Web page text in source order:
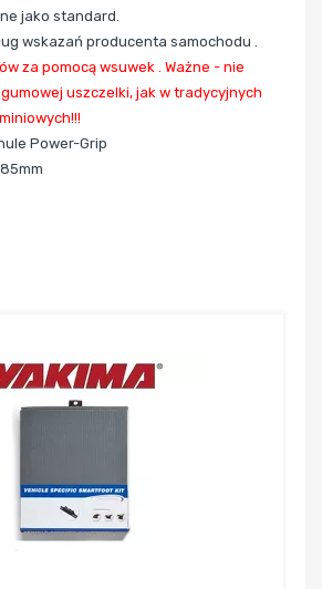
jako standard.
wskazań producenta samochodu .
za pomocą wsuwek . Ważne - nie
uszczelki, jak w tradycyjnych
Power-Grip